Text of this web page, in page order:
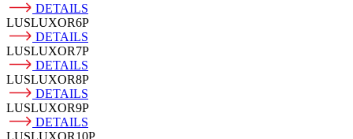
DETAILS
LUSLUXOR6P
DETAILS
LUSLUXOR7P
DETAILS
LUSLUXOR8P
DETAILS
LUSLUXOR9P
DETAILS
LUSLUXOR10P